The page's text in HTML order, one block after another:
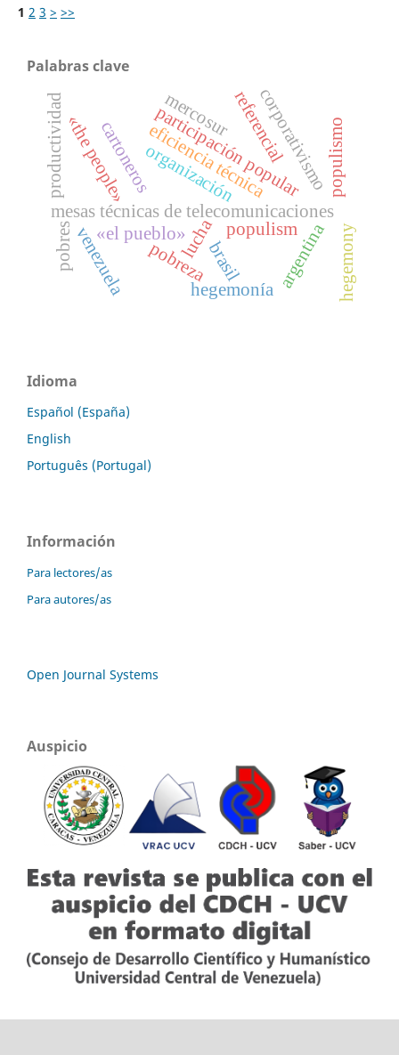
1 2 3 > >>
Palabras clave
participación popular
mesas técnicas de telecomunicaciones
cartonerosorganización
lucha
corporativismopopulismo
«el pueblo» populism
«the people»
productividad eficiencia técnica
venezuela
mercosur
argentina
brasil
referencial
pobreza
pobres
hegemonía hegemony
Idioma
Español (España)
English
Português (Portugal)
Información
Para lectores/as
Para autores/as
Open Journal Systems
Auspicio